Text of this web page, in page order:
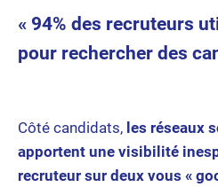
« 94% des recruteurs
pour rechercher des
Côté candidats, les réseaux
apportent une visibilité
recruteur sur deux vous «